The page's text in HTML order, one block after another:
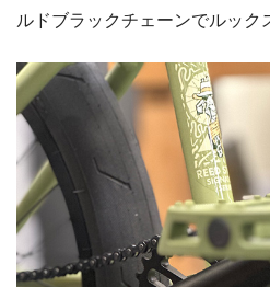
ルドブラックチェーンでルック